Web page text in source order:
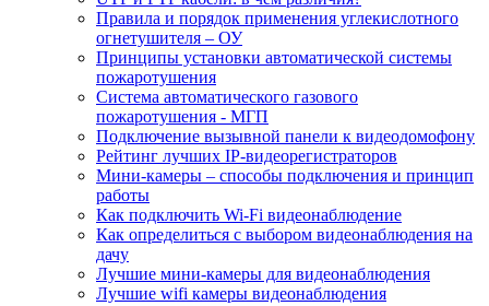
Правила и порядок применения углекислотного
огнетушителя – ОУ
Принципы установки автоматической системы
пожаротушения
Система автоматического газового
пожаротушения - МГП
Подключение вызывной панели к видеодомофону
Рейтинг лучших IP-видеорегистраторов
Мини-камеры – способы подключения и принцип
работы
Как подключить Wi-Fi видеонаблюдение
Как определиться с выбором видеонаблюдения на
дачу
Лучшие мини-камеры для видеонаблюдения
Лучшие wifi камеры видеонаблюдения